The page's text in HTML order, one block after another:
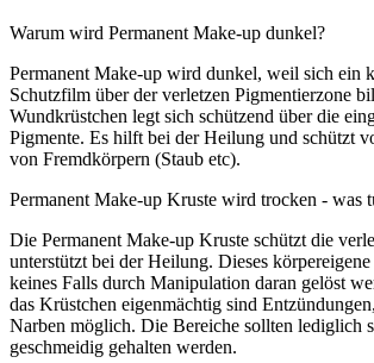
Warum wird Permanent Make-up dunkel?
Permanent Make-up wird dunkel, weil sich ein
Schutzfilm über der verletzen Pigmentierzone
Wundkrüstchen legt sich schützend über die
Pigmente. Es hilft bei der Heilung und schützt
von Fremdkörpern (Staub etc).
Permanent Make-up Kruste wird trocken - was
Die Permanent Make-up Kruste schützt die
unterstützt bei der Heilung. Dieses
keines Falls durch Manipulation daran gelöst
das Krüstchen eigenmächtig sind
Narben möglich. Die Bereiche sollten lediglich
geschmeidig gehalten werden.